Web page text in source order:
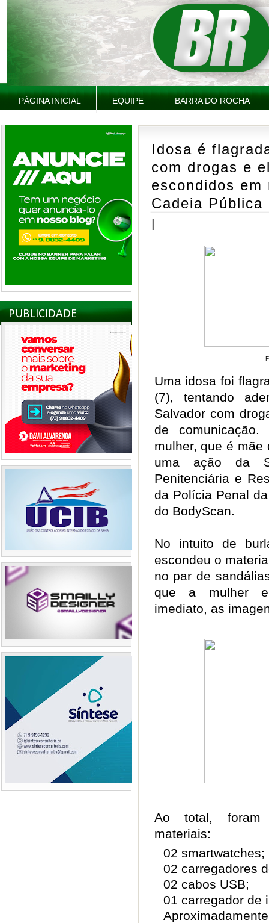
PÁGINA INICIAL EQUIPE BARRA DO ROCHA
PUBLICIDADE
Idosa é
com drogas e
escondidos
Cadeia Pública
|
Uma idosa foi
(7), tentando
Salvador com
de
mulher, que é mãe
uma ação da
Penitenciária e
da Polícia Penal
do BodyScan.
No intuito de
escondeu o
no par de
que a mulher
imediato, as
Ao total, foram
materiais:
02 smartwatches;
02 carregadores
02 cabos USB;
01 carregador de